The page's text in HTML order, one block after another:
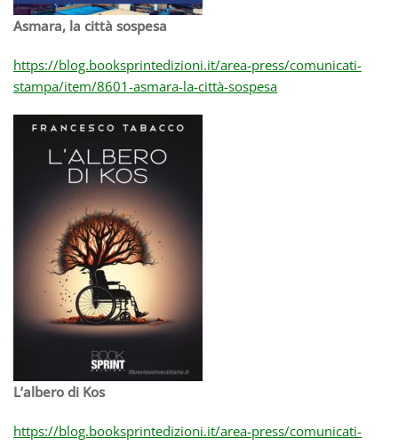
Asmara, la città sospesa
https://blog.booksprintedizioni.it/area-press/comunicati-
stampa/item/8601-asmara-la-città-sospesa
L’albero di Kos
https://blog.booksprintedizioni.it/area-press/comunicati-